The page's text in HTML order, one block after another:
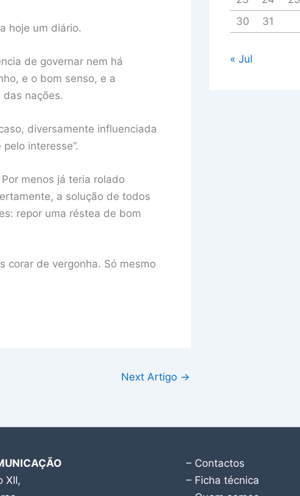
hoje um diário.
de governar nem há
e o bom senso, e a
nações.
diversamente influenciada
interesse”.
menos já teria rolado
a solução de todos
repor uma réstea de bom
corar de vergonha. Só mesmo
Next Artigo →
30
31
« Jul
XII,
– Contactos
– Ficha técnica